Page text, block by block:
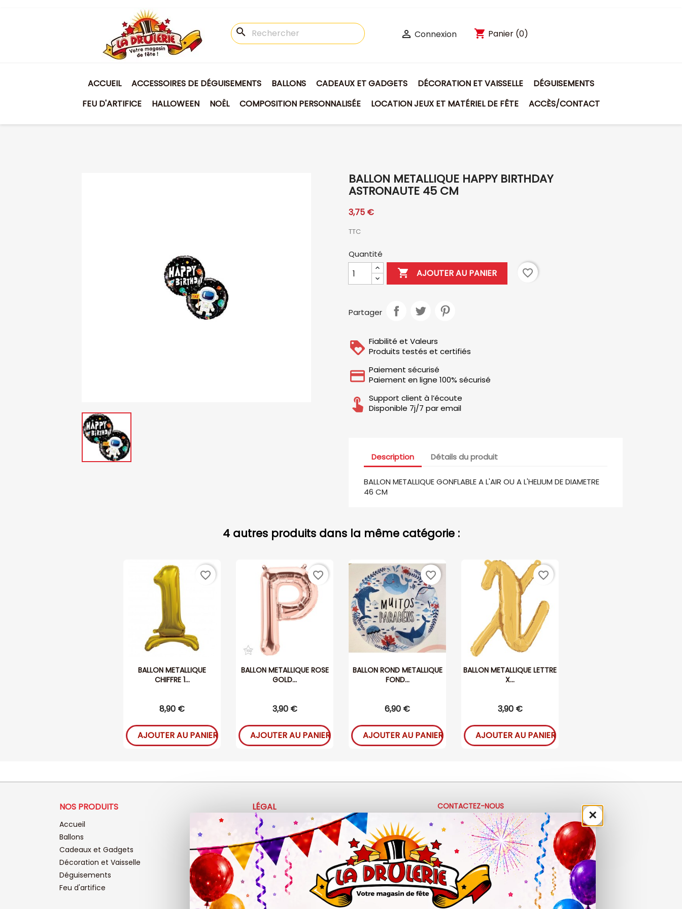
search  Connexion shopping_cart Panier (0)
ACCUEIL ACCESSOIRES DE DÉGUISEMENTS BALLONS CADEAUX ET GADGETS DÉCORATION ET VAISSELLE
DÉGUISEMENTS
FEU D'ARTIFICE
HALLOWEEN NOËL COMPOSITION PERSONNALISÉE LOCATION JEUX ET MATÉRIEL DE FÊTE ACCÈS/CONTACT
BALLON METALLIQUE HAPPY BIRTHDAY
ASTRONAUTE 45 CM
3,75 €
TTC
Quantité
 AJOUTER AU PANIER favorite_border
Partager
Fiabilité et Valeurs
Produits testés et certifiés
Paiement sécurisé
Paiement en ligne 100% sécurisé
Support client à l’écoute
Disponible 7j/7 par email
Description Détails du produit
BALLON METALLIQUE GONFLABLE A L'AIR OU A L'HELIUM DE DIAMETRE
46 CM
4 autres produits dans la même catégorie :
BALLON METALLIQUE
CHIFFRE 1...
8,90 €
AJOUTER AU PANIER
favorite_border
BALLON METALLIQUE ROSE
GOLD...
3,90 €
AJOUTER AU PANIER
favorite_border
BALLON ROND METALLIQUE
FOND...
6,90 €
AJOUTER AU PANIER
favorite_border
BALLON METALLIQUE LETTRE
X...
3,90 €
AJOUTER AU PANIER
favorite_border
NOS PRODUITS
Accueil
Ballons
Cadeaux et Gadgets
Décoration et Vaisselle
Déguisements
Feu d'artifice
LÉGAL
Mentions légales
Politique de confidentialité
Conditions d'utilisation
CONTACTEZ-NOUS
+33 (0)4 50 40 81 00
contact@ladrolerie.fr
38 Rue de la Maladière
Z.A de la maladiere 01210 Ornex
Ma-Ve : 9h30 - 12h30 | 14h30 - 19h00
Sa : 9h30 - 12h30 | 14h00 - 18h30
×